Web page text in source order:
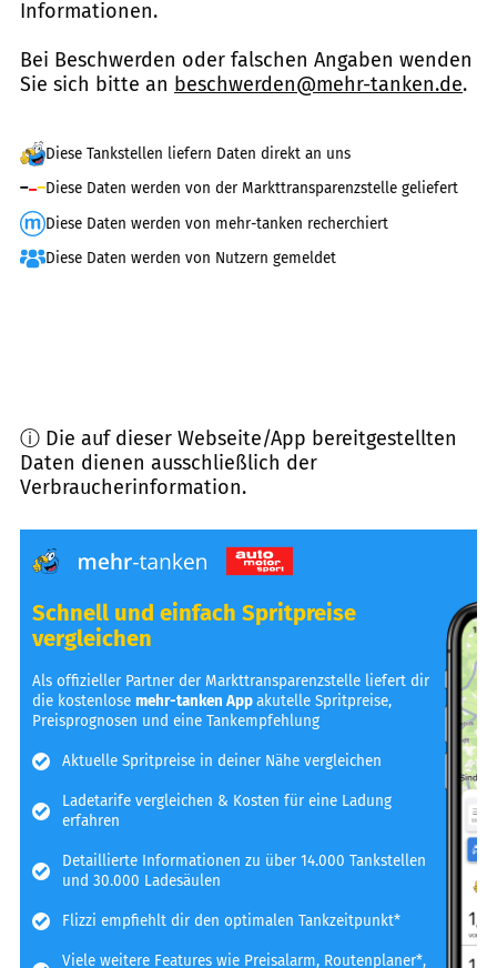
Informationen.
Bei Beschwerden oder falschen Angaben wenden
Sie sich bitte an beschwerden@mehr-tanken.de.
Diese Tankstellen liefern Daten direkt an uns
Diese Daten werden von der Markttransparenzstelle geliefert
Diese Daten werden von mehr-tanken recherchiert
Diese Daten werden von Nutzern gemeldet
ⓘ Die auf dieser Webseite/App bereitgestellten
Daten dienen ausschließlich der
Verbraucherinformation.
Schnell und einfach Spritpreise
vergleichen
Als offizieller Partner der Markttransparenzstelle liefert dir
die kostenlosemehr-tanken Appakutelle Spritpreise,
Preisprognosen und eine Tankempfehlung
Aktuelle Spritpreise in deiner Nähe vergleichen
Ladetarife vergleichen & Kosten für eine Ladung
erfahren
Detaillierte Informationen zu über 14.000 Tankstellen
und 30.000 Ladesäulen
Flizzi empfiehlt dir den optimalen Tankzeitpunkt*
Viele weitere Features wie Preisalarm, Routenplaner*,